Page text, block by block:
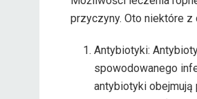
przyczyny. Oto niektóre
Antybiotyki:
spowodowanego
antybiotyki